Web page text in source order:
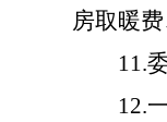
房取暖
11.
12.